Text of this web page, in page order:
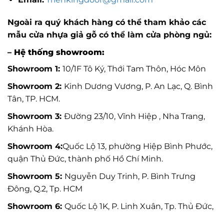
Ngoài ra quý khách hàng có thể tham khảo các
mẫu cửa nhựa giả gỗ có thể làm cửa phòng ngủ:
– Hệ thống showroom:
Showroom 1: 10/1F Tô Ký, Thới Tam Thôn, Hóc Môn
Showroom 2: Kinh Dương Vương, P. An Lạc, Q. Bình
Tân, TP. HCM.
Showroom 3: Đường 23/10, Vĩnh Hiệp , Nha Trang,
Khánh Hòa.
Showroom 4:Quốc Lộ 13, phường Hiệp Bình Phước,
quận Thủ Đức, thành phố Hồ Chí Minh.
Showroom 5: Nguyễn Duy Trinh, P. Bình Trưng
Đông, Q.2, Tp. HCM
Showroom 6: Quốc Lộ 1K, P. Linh Xuân, Tp. Thủ Đức,